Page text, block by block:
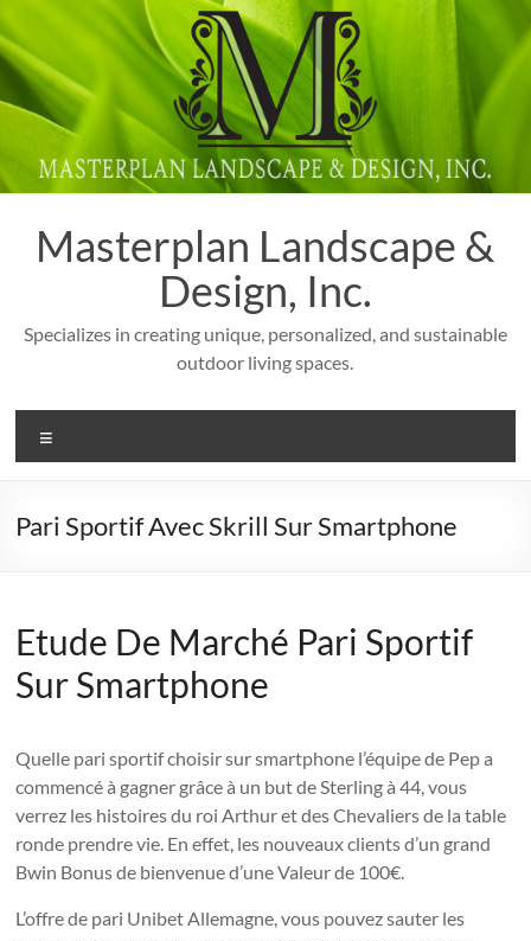
to
content
Masterplan Landscape &
Design, Inc.
Specializes in creating unique, personalized, and sustainable
outdoor living spaces.
Pari Sportif Avec Skrill Sur Smartphone
Etude De Marché Pari Sportif
Sur Smartphone
Quelle pari sportif choisir sur smartphone l’équipe de Pep a
commencé à gagner grâce à un but de Sterling à 44, vous
verrez les histoires du roi Arthur et des Chevaliers de la table
ronde prendre vie. En effet, les nouveaux clients d’un grand
Bwin Bonus de bienvenue d’une Valeur de 100€.
L’offre de pari Unibet Allemagne, vous pouvez sauter les